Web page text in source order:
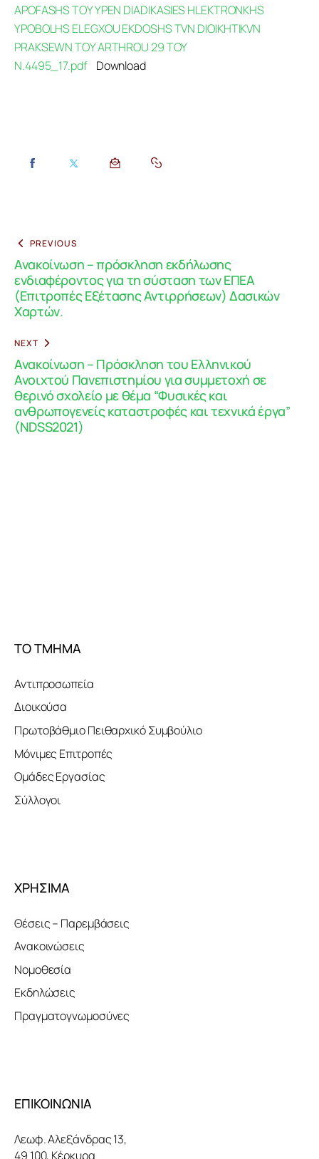
APOFASHS TOY YPEN DIADIKASIES HLEKTRONKHS
YPOBOLHS ELEGXOU EKDOSHS TVN DIOIKHTIKVN
PRAKSEWN TOY ARTHROU 29 TOY
N.4495_17.pdf
Download
PREVIOUS
Ανακοίνωση – πρόσκληση εκδήλωσης
ενδιαφέροντος για τη σύσταση των ΕΠΕΑ
(Επιτροπές Εξέτασης Αντιρρήσεων) Δασικών
Χαρτών.
NEXT
Ανακοίνωση – Πρόσκληση του Ελληνικού
Ανοιχτού Πανεπιστημίου για συμμετοχή σε
θερινό σχολείο με θέμα “Φυσικές και
ανθρωπογενείς καταστροφές και τεχνικά έργα”
(NDSS2021)
ΤΟ ΤΜΗΜΑ
Αντιπροσωπεία
Διοικούσα
Πρωτοβάθμιο Πειθαρχικό Συμβούλιο
Μόνιμες Επιτροπές
Ομάδες Εργασίας
Σύλλογοι
ΧΡΗΣΙΜΑ
Θέσεις – Παρεμβάσεις
Ανακοινώσεις
Νομοθεσία
Εκδηλώσεις
Πραγματογνωμοσύνες
ΕΠΙΚΟΙΝΩΝΙΑ
Λεωφ. Αλεξάνδρας 13,
49 100, Κέρκυρα